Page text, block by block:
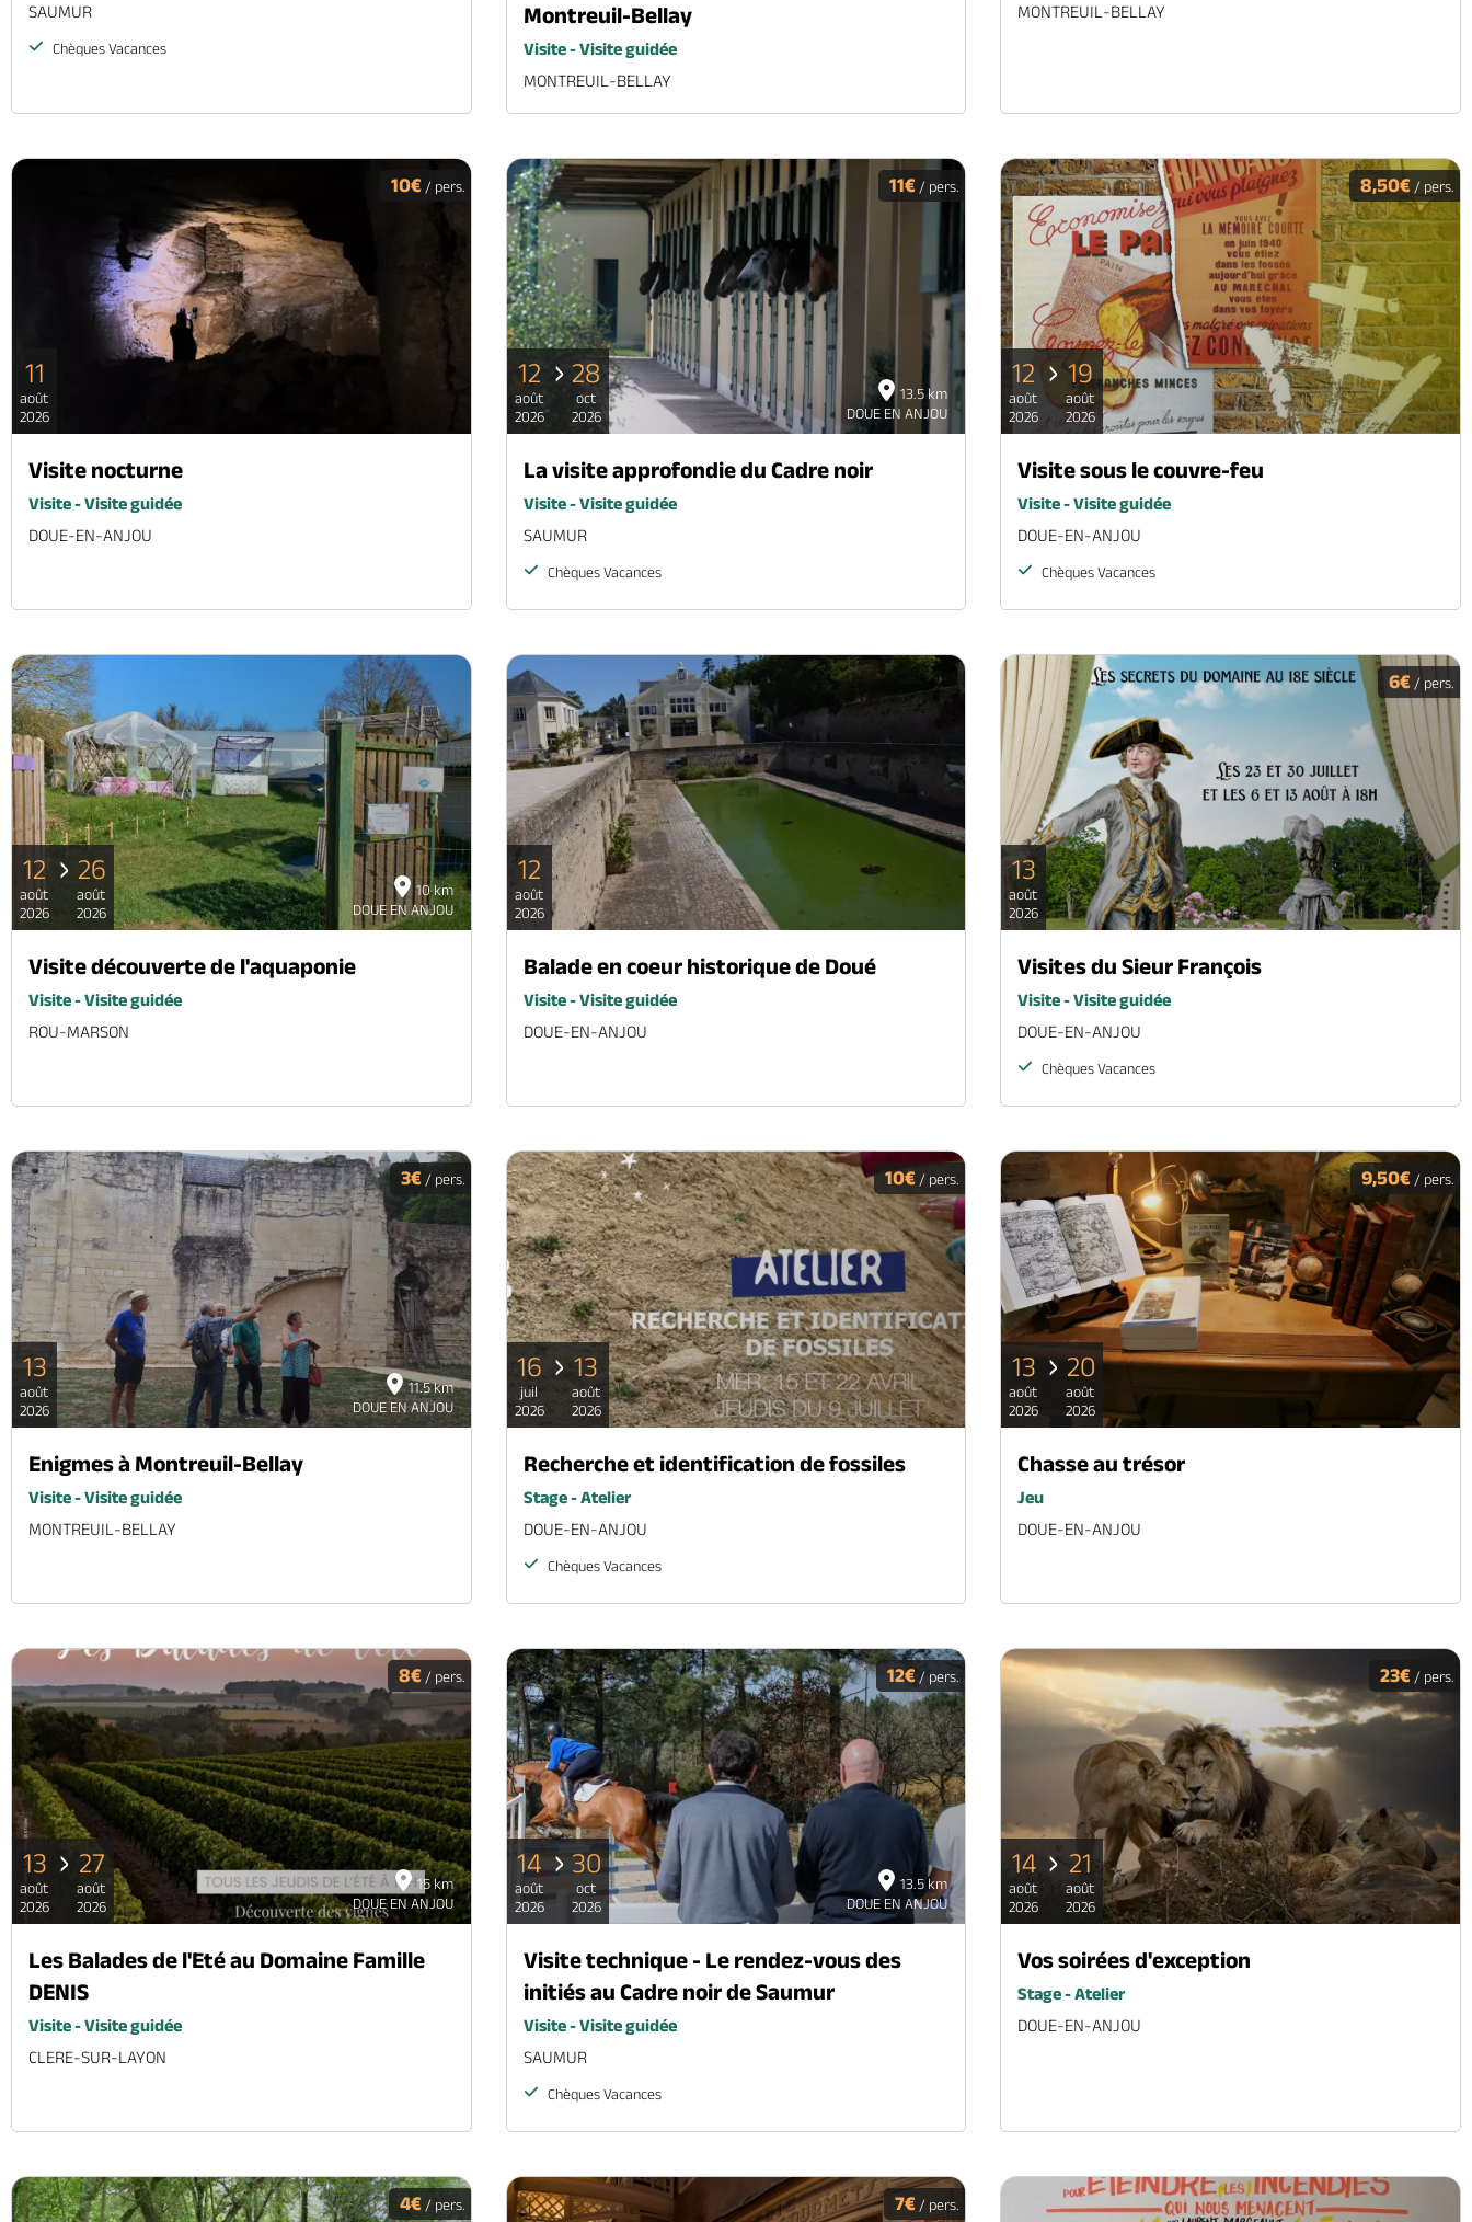
SAUMUR
Chèques Vacances
Montreuil-Bellay
Visite - Visite guidée
MONTREUIL-BELLAY
MONTREUIL-BELLAY
10€/ pers.
11
août
2026
Visite nocturne
Visite - Visite guidée
DOUE-EN-ANJOU
13.5 km
DOUE EN ANJOU
11€ / pers.
12
août
2026
28
oct
2026
La visite approfondie du Cadre noir
Visite - Visite guidée
SAUMUR
Chèques Vacances
8,50€ / pers.
12
août
2026
19
août
2026
Visite sous le couvre-feu
Visite - Visite guidée
DOUE-EN-ANJOU
Chèques Vacances
10 km
DOUE EN ANJOU
12
août
2026
26
août
2026
Visite découverte de l'aquaponie
Visite - Visite guidée
ROU-MARSON
12
août
2026
Balade en coeur historique de Doué
Visite - Visite guidée
DOUE-EN-ANJOU
6€ / pers.
13
août
2026
Visites du Sieur François
Visite - Visite guidée
DOUE-EN-ANJOU
Chèques Vacances
11.5 km
DOUE EN ANJOU
3€/ pers.
13
août
2026
Enigmes à Montreuil-Bellay
Visite - Visite guidée
MONTREUIL-BELLAY
10€ / pers.
16
juil
2026
13
août
2026
Recherche et identification de fossiles
Stage - Atelier
DOUE-EN-ANJOU
Chèques Vacances
9,50€/ pers.
13
août
2026
20
août
2026
Chasse au trésor
Jeu
DOUE-EN-ANJOU
15 km
DOUE EN ANJOU
8€/ pers.
13
août
2026
27
août
2026
Les Balades de l'Eté au Domaine Famille
DENIS
Visite - Visite guidée
CLERE-SUR-LAYON
13.5 km
DOUE EN ANJOU
12€ / pers.
14
août
2026
30
oct
2026
Visite technique - Le rendez-vous des
initiés au Cadre noir de Saumur
Visite - Visite guidée
SAUMUR
Chèques Vacances
23€/ pers.
14
août
2026
21
août
2026
Vos soirées d'exception
Stage - Atelier
DOUE-EN-ANJOU
4€/ pers. 7€ / pers.